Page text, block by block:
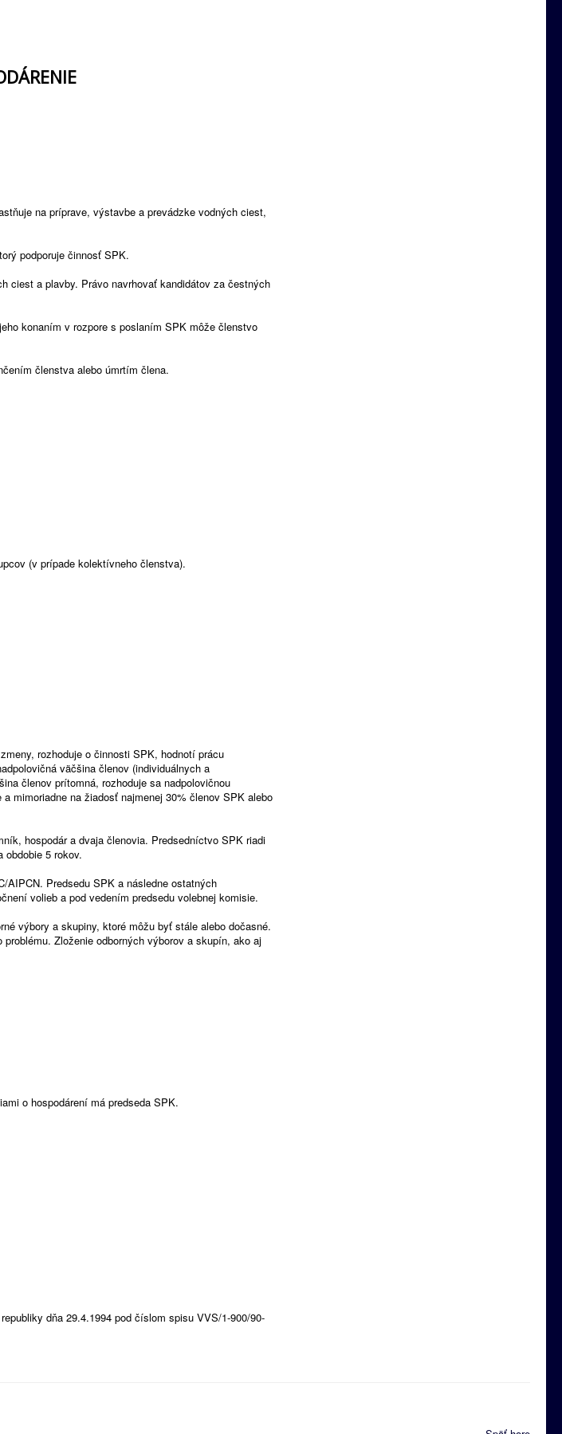
na príprave, výstavbe a prevádzke vodných ciest,
podporuje činnosť SPK.
ciest a plavby. Právo navrhovať kandidátov za čestných
konaním v rozpore s poslaním SPK môže členstvo
členstva alebo úmrtím člena.
(v prípade kolektívneho členstva).
rozhoduje o činnosti SPK, hodnotí prácu
väčšina členov (individuálnych a
členov prítomná, rozhoduje sa nadpolovičnou
mimoriadne na žiadosť najmenej 30% členov SPK alebo
hospodár a dvaja členovia. Predsedníctvo SPK riadi
5 rokov.
AIPCN. Predsedu SPK a následne ostatných
volieb a pod vedením predsedu volebnej komisie.
výbory a skupiny, ktoré môžu byť stále alebo dočasné.
Zloženie odborných výborov a skupín, ako aj
o hospodárení má predseda SPK.
dňa 29.4.1994 pod číslom spisu VVS/1-900/90-